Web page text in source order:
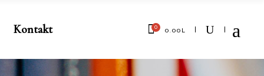
Kontakt 0 0.00 L